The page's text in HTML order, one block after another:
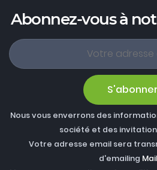
Abonnez-vous à
S'abonner
Nous vous enverrons des
société et des
Votre adresse email sera
d'emailing